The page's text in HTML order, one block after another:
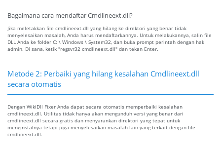
Bagaimana cara mendaftar Cmdlineext.dll?
Jika meletakkan file cmdlineext.dll yang hilang ke direktori yang benar tidak
menyelesaikan masalah, Anda harus mendaftarkannya. Untuk melakukannya, salin file
DLL Anda ke folder C: \ Windows \ System32, dan buka prompt perintah dengan hak
admin. Di sana, ketik "regsvr32 cmdlineext.dll" dan tekan Enter.
Metode 2: Perbaiki yang hilang kesalahan Cmdlineext.dll
secara otomatis
Dengan WikiDll Fixer Anda dapat secara otomatis memperbaiki kesalahan
cmdlineext.dll. Utilitas tidak hanya akan mengunduh versi yang benar dari
cmdlineext.dll secara gratis dan menyarankan direktori yang tepat untuk
menginstalnya tetapi juga menyelesaikan masalah lain yang terkait dengan file
cmdlineext.dll.